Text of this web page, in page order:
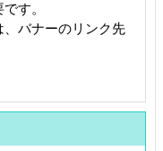
す。
、バナーのリンク先